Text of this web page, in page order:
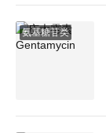
氨基糖苷类